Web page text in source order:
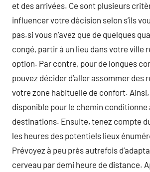
et des arrivées. Ce sont plusieurs
influencer votre décision selon s’ils
pas.si vous n’avez que de quelques
congé, partir à un lieu dans votre ville
option. Par contre, pour de longues
pouvez décider d’aller assommer des
votre zone habituelle de confort.
disponible pour le chemin conditionne
destinations. Ensuite, tenez compte
les heures des potentiels lieux
Prévoyez à peu près autrefois
cerveau par demi heure de distance.